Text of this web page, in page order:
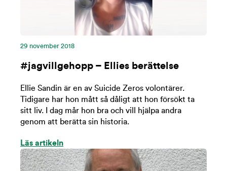
29 november 2018
#jagvillgehopp – Ellies berättelse
Ellie Sandin är en av Suicide Zeros volontärer.
Tidigare har hon mått så dåligt att hon försökt ta
sitt liv. I dag mår hon bra och vill hjälpa andra
genom att berätta sin historia.
Läs artikeln